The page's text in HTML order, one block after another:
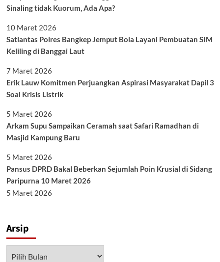
Sinaling tidak Kuorum, Ada Apa?
10 Maret 2026
Satlantas Polres Bangkep Jemput Bola Layani Pembuatan SIM
Keliling di Banggai Laut
7 Maret 2026
Erik Lauw Komitmen Perjuangkan Aspirasi Masyarakat Dapil 3
Soal Krisis Listrik
5 Maret 2026
Arkam Supu Sampaikan Ceramah saat Safari Ramadhan di
Masjid Kampung Baru
5 Maret 2026
Pansus DPRD Bakal Beberkan Sejumlah Poin Krusial di Sidang
Paripurna 10 Maret 2026
5 Maret 2026
Arsip